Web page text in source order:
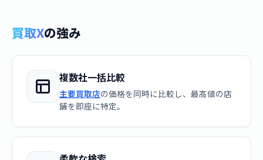
買取Xの強み
複数社一括比較
主要買取店の価格を同時に比較し、最高値の店
舗を即座に特定。